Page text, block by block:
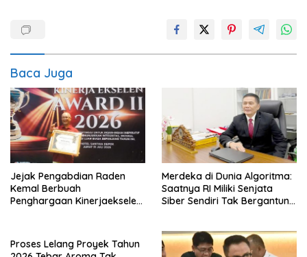
Baca Juga
Jejak Pengabdian Raden
Kemal Berbuah
Penghargaan Kinerjaekselen
Merdeka di Dunia Algoritma:
Saatnya RI Miliki Senjata
Siber Sendiri Tak Bergantung
Proses Lelang Proyek Tahun